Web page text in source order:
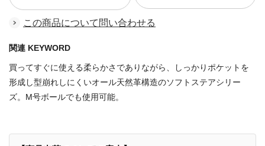
この商品について問い合わせる
関連 KEYWORD
買ってすぐに使える柔らかさでありながら、しっかりポケットを
形成し型崩れしにくいオール天然革構造のソフトステアシリー
ズ。M号ボールでも使用可能。